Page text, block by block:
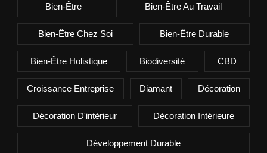
Bien-Être Bien-Être Au Travail
Bien-Être Chez Soi Bien-Être Durable
Bien-Être Holistique Biodiversité CBD
Croissance Entreprise Diamant Décoration
Décoration D'intérieur Décoration Intérieure
Développement Durable